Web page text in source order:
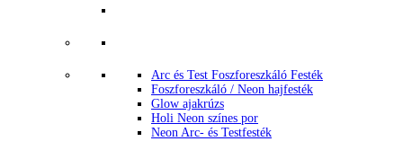
Arc és Test Foszforeszkáló Festék
Foszforeszkáló / Neon hajfesték
Glow ajakrúzs
Holi Neon színes por
Neon Arc- és Testfesték